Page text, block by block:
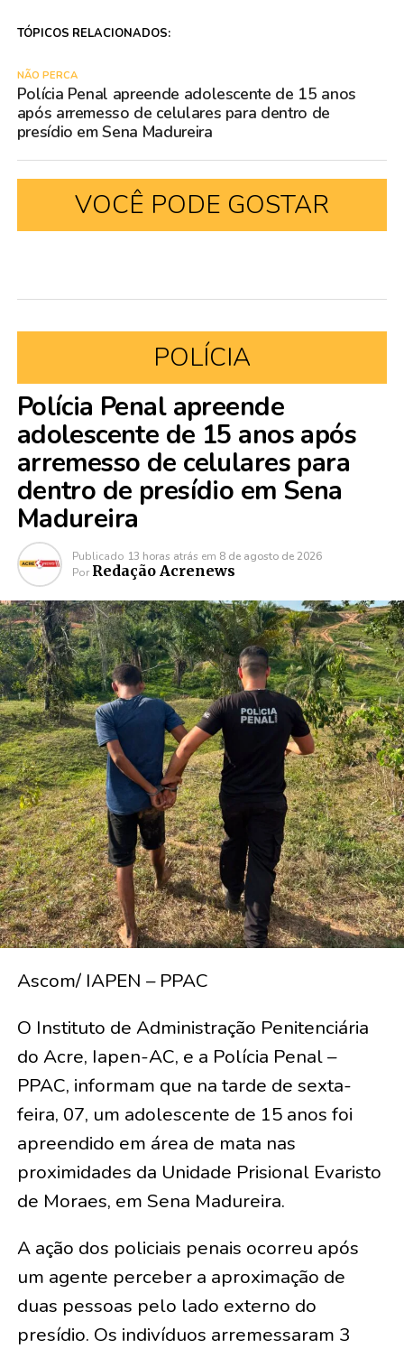
TÓPICOS RELACIONADOS:
NÃO PERCA
Polícia Penal apreende adolescente de 15 anos
após arremesso de celulares para dentro de
presídio em Sena Madureira
VOCÊ PODE GOSTAR
POLÍCIA
Polícia Penal apreende
adolescente de 15 anos após
arremesso de celulares para
dentro de presídio em Sena
Madureira
Publicado 13 horas atrás em 8 de agosto de 2026
Por Redação Acrenews
Ascom/ IAPEN – PPAC
O Instituto de Administração Penitenciária
do Acre, Iapen-AC, e a Polícia Penal –
PPAC, informam que na tarde de sexta-
feira, 07, um adolescente de 15 anos foi
apreendido em área de mata nas
proximidades da Unidade Prisional Evaristo
de Moraes, em Sena Madureira.
A ação dos policiais penais ocorreu após
um agente perceber a aproximação de
duas pessoas pelo lado externo do
presídio. Os indivíduos arremessaram 3